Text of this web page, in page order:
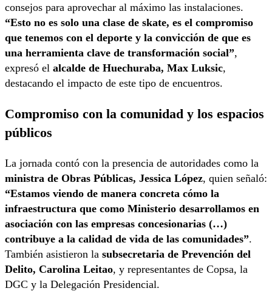
consejos para aprovechar al máximo las instalaciones.
“Esto no es solo una clase de skate, es el compromiso
que tenemos con el deporte y la convicción de que es
una herramienta clave de transformación social”,
expresó el alcalde de Huechuraba, Max Luksic,
destacando el impacto de este tipo de encuentros.
Compromiso con la comunidad y los espacios
públicos
La jornada contó con la presencia de autoridades como la
ministra de Obras Públicas, Jessica López, quien señaló:
“Estamos viendo de manera concreta cómo la
infraestructura que como Ministerio desarrollamos en
asociación con las empresas concesionarias (…)
contribuye a la calidad de vida de las comunidades”.
También asistieron la subsecretaria de Prevención del
Delito, Carolina Leitao, y representantes de Copsa, la
DGC y la Delegación Presidencial.